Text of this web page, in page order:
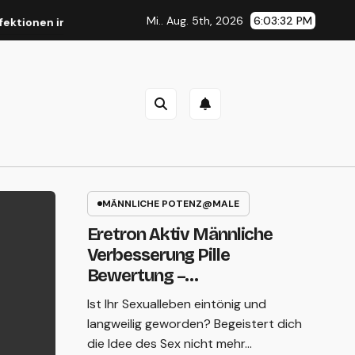
in Menschen KetoGarcinia za mršavljenje: djeluje
Mi.. Aug. 5th, 2026 6:03:32 PM
GEWICHTSVERLUST@DE WEIGHTLOSS
KetoGarcinia za
mršavljenje: djeluje
li? Postoje li druge
MÄNNLICHE POTENZ@MALE
Eretron Aktiv Männliche
Verbesserung Pille
Bewertung –
Nebenwirkungen
Ist Ihr Sexualleben eintönig und
langweilig geworden? Begeistert dich
die Idee des Sex nicht mehr…